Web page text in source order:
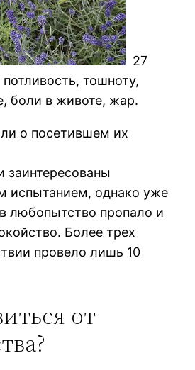
27
тошноту,
боли в животе, жар.
о посетившем их
испытанием, однако уже
любопытство пропало и
Более трех
провело лишь 10
от